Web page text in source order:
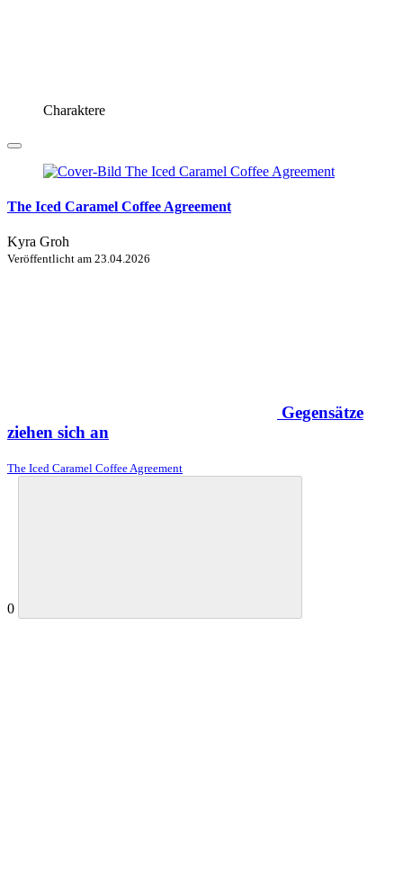
Charaktere
The Iced Caramel Coffee Agreement
Kyra Groh
Veröffentlicht am 23.04.2026
Gegensätze
ziehen sich an
The Iced Caramel Coffee Agreement
0